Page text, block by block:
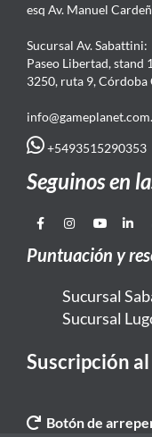
esq Av. Manuel
Sucursal Av. Sabattini:
Paseo Libertad, stand
3250, ruta 9, Córdoba
+5493515290353
Seguinos en
Puntuación y
Sucursal
Sucursal
Suscripción
Botón de